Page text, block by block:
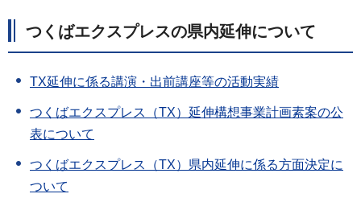
つくばエクスプレスの県内延伸について
TX延伸に係る講演・出前講座等の活動実績
つくばエクスプレス（TX）延伸構想事業計画素案の公
表について
つくばエクスプレス（TX）県内延伸に係る方面決定に
ついて